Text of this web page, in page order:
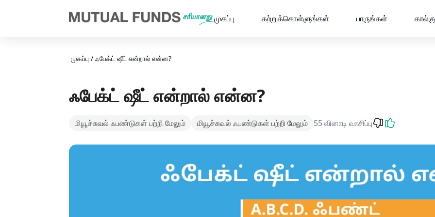
முகப்பு
கற்றுக்கொள்ளுங்கள் பாருங்கள்
முகப்பு / ஃபேக்ட் ஷீட் என்றால் என்ன?
ஃபேக்ட் ஷீட் என்றால் என்ன?
மியூச்சுவல் ஃபண்டுகள் பற்றி மேலும் மியூச்சுவல் ஃபண்டுகள் பற்றி மேலும் 55 வினாடி வாசிப்பு